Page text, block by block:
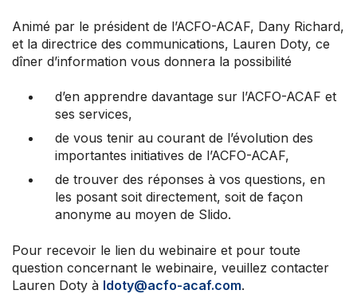
Animé par le président de l’ACFO-ACAF, Dany Richard,
et la directrice des communications, Lauren Doty, ce
dîner d’information vous donnera la possibilité
d’en apprendre davantage sur l’ACFO-ACAF et
ses services,
de vous tenir au courant de l’évolution des
importantes initiatives de l’ACFO-ACAF,
de trouver des réponses à vos questions, en
les posant soit directement, soit de façon
anonyme au moyen de Slido.
Pour recevoir le lien du webinaire et pour toute
question concernant le webinaire, veuillez contacter
Lauren Doty à ldoty@acfo-acaf.com.